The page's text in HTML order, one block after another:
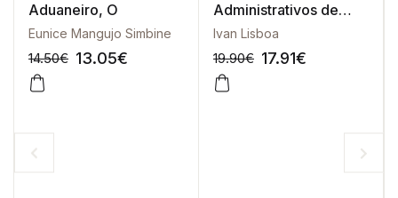
Aduaneiro, O
Eunice Mangujo Simbine
14.50€ 13.05€
-10%
Administrativos de
Moçambique, O
Ivan Lisboa
19.90€ 17.91€